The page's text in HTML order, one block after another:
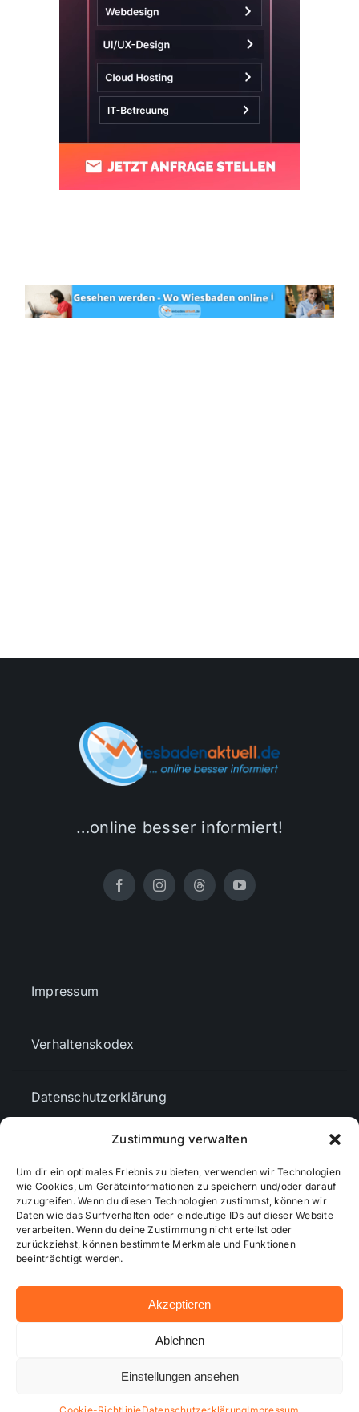
Zustimmung verwalten
Um dir ein optimales Erlebnis zu bieten, verwenden wir Technologien
wie Cookies, um Geräteinformationen zu speichern und/oder darauf
zuzugreifen. Wenn du diesen Technologien zustimmst, können wir
Daten wie das Surfverhalten oder eindeutige IDs auf dieser Website
verarbeiten. Wenn du deine Zustimmung nicht erteilst oder
zurückziehst, können bestimmte Merkmale und Funktionen
beeinträchtigt werden.
Akzeptieren
Ablehnen
Einstellungen ansehen
…online besser informiert!
Impressum
Verhaltenskodex
Datenschutzerklärung
Cookie-Richtlinie (EU)
Mediendaten
© 2026 - Wiesbadenaktuell ...online besser informiert!